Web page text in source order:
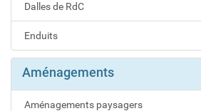
Dalles de RdC
Enduits
Aménagements
Aménagements paysagers